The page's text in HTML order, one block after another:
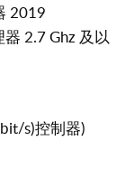
2019
2.7 Ghz 及以
s)控制器)